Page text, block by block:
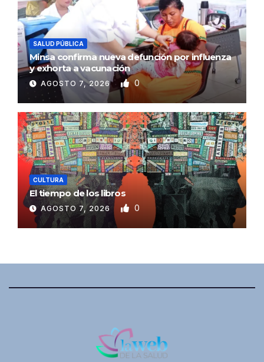
SALUD PÚBLICA
Minsa confirma nueva defunción por influenza
y exhorta a vacunación
AGOSTO 7, 2026 0
CULTURA
El tiempo de los libros
AGOSTO 7, 2026 0